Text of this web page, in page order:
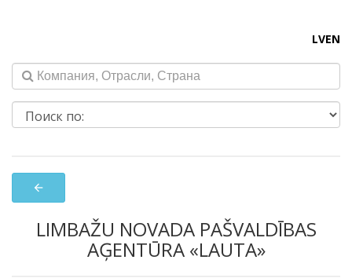
LVEN
arrow_back
LIMBAŽU NOVADA PAŠVALDĪBAS
AĢENTŪRA «LAUTA»